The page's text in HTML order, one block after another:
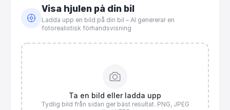
Visa hjulen på din bil
Ladda upp en bild på din bil – AI genererar en
fotorealistisk förhandsvisning
Ta en bild eller ladda upp
Tydlig bild från sidan ger bäst resultat. PNG, JPEG